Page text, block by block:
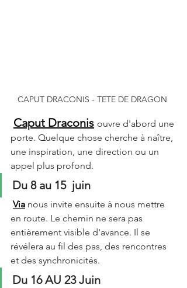
CAPUT DRACONIS - TETE DE DRAGON
Caput Draconis ouvre d'abord une
porte. Quelque chose cherche à naître,
une inspiration, une direction ou un
appel plus profond.
Du 8 au 15  juin
Via nous invite ensuite à nous mettre
en route. Le chemin ne sera pas
entièrement visible d'avance. Il se
révélera au fil des pas, des rencontres
et des synchronicités.
Du 16 AU 23 Juin